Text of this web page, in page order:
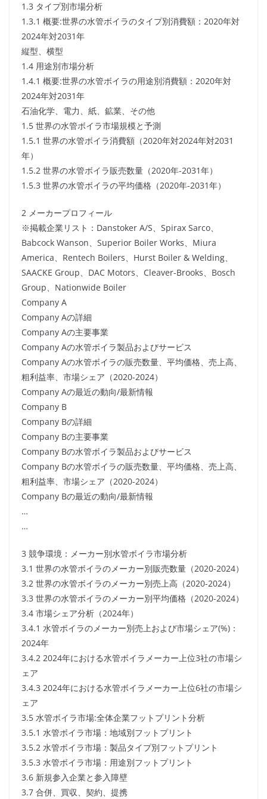
1.3 タイプ別市場分析
1.3.1 概要:世界の水管ボイラのタイプ別消費額：2020年対
2024年対2031年
縦型、横型
1.4 用途別市場分析
1.4.1 概要:世界の水管ボイラの用途別消費額：2020年対
2024年対2031年
石油化学、電力、紙、鉱業、その他
1.5 世界の水管ボイラ市場規模と予測
1.5.1 世界の水管ボイラ消費額（2020年対2024年対2031
年）
1.5.2 世界の水管ボイラ販売数量（2020年-2031年）
1.5.3 世界の水管ボイラの平均価格（2020年-2031年）
2 メーカープロフィール
※掲載企業リスト：Danstoker A/S、Spirax Sarco、
Babcock Wanson、Superior Boiler Works、Miura
America、Rentech Boilers、Hurst Boiler & Welding、
SAACKE Group、DAC Motors、Cleaver-Brooks、Bosch
Group、Nationwide Boiler
Company A
Company Aの詳細
Company Aの主要事業
Company Aの水管ボイラ製品およびサービス
Company Aの水管ボイラの販売数量、平均価格、売上高、
粗利益率、市場シェア（2020-2024）
Company Aの最近の動向/最新情報
Company B
Company Bの詳細
Company Bの主要事業
Company Bの水管ボイラ製品およびサービス
Company Bの水管ボイラの販売数量、平均価格、売上高、
粗利益率、市場シェア（2020-2024）
Company Bの最近の動向/最新情報
…
…
3 競争環境：メーカー別水管ボイラ市場分析
3.1 世界の水管ボイラのメーカー別販売数量（2020-2024）
3.2 世界の水管ボイラのメーカー別売上高（2020-2024）
3.3 世界の水管ボイラのメーカー別平均価格（2020-2024）
3.4 市場シェア分析（2024年）
3.4.1 水管ボイラのメーカー別売上および市場シェア(%)：
2024年
3.4.2 2024年における水管ボイラメーカー上位3社の市場シ
ェア
3.4.3 2024年における水管ボイラメーカー上位6社の市場シ
ェア
3.5 水管ボイラ市場:全体企業フットプリント分析
3.5.1 水管ボイラ市場：地域別フットプリント
3.5.2 水管ボイラ市場：製品タイプ別フットプリント
3.5.3 水管ボイラ市場：用途別フットプリント
3.6 新規参入企業と参入障壁
3.7 合併、買収、契約、提携